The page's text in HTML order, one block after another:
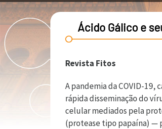
Ácido Gálico e
Revista Fitos
A pandemia da COVID-
rápida disseminação do
celular mediados pela
(protease tipo papaína) —